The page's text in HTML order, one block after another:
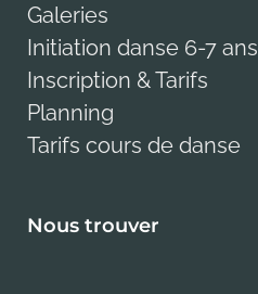
Galeries
Initiation danse 6-7 ans
Inscription & Tarifs
Planning
Tarifs cours de danse
Nous trouver